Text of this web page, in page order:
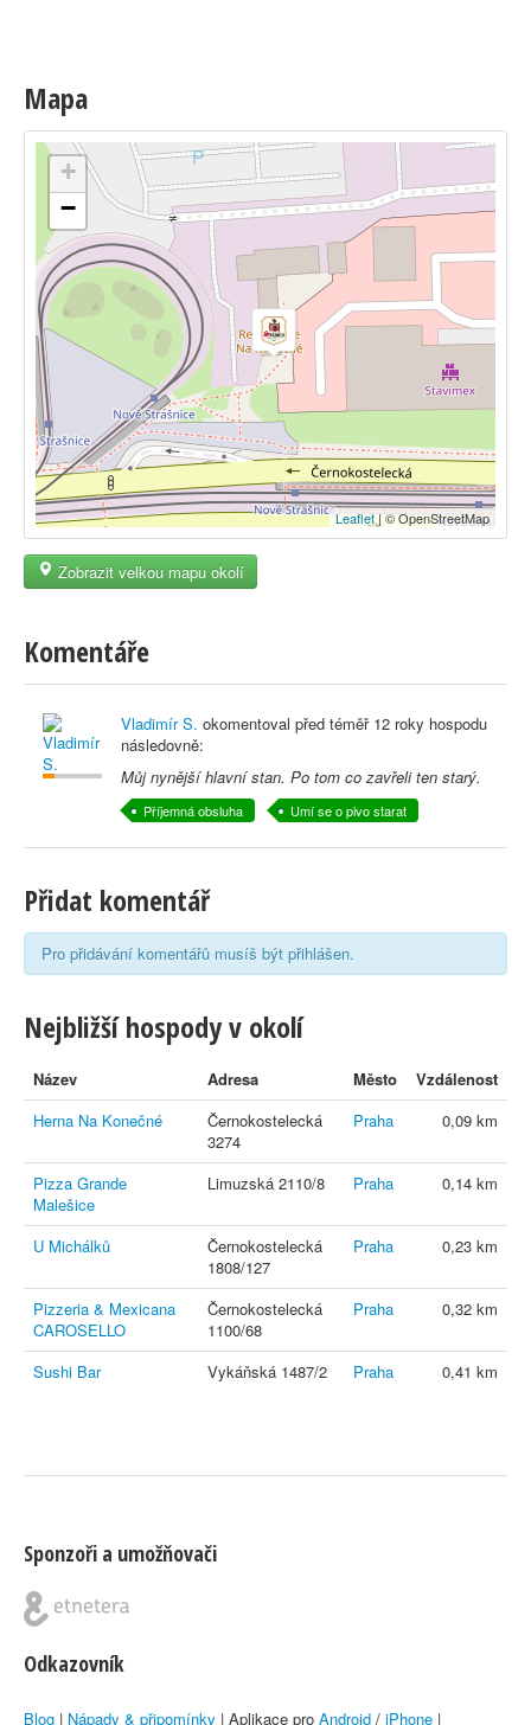
Mapa
+
−
Leaflet| © OpenStreetMap
Zobrazit velkou mapu okolí
Komentáře
Vladimír S. okomentoval před téměř 12 roky hospodu
následovně:
Můj nynější hlavní stan. Po tom co zavřeli ten starý.
Příjemná obsluha Umí se o pivo starat
Přidat komentář
Pro přidávání komentářů musíš být přihlášen.
Nejbližší hospody v okolí
Název Adresa Město
Vzdálenost
Herna Na Konečné
Černokostelecká
3274
Praha 0,09 km
Pizza Grande
Malešice
Limuzská 2110/8 Praha 0,14 km
U Michálků
Černokostelecká
1808/127
Praha 0,23 km
Pizzeria & Mexicana
CAROSELLO
Černokostelecká
1100/68
Praha 0,32 km
Sushi Bar Vykáňská 1487/2 Praha 0,41 km
Sponzoři a umožňovači
Odkazovník
Blog | Nápady & připomínky | Aplikace pro Android / iPhone |